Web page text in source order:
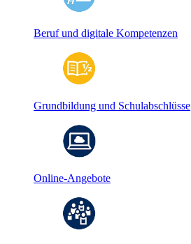
Beruf und digitale Kompetenzen
Grundbildung und Schulabschlüsse
Online-Angebote